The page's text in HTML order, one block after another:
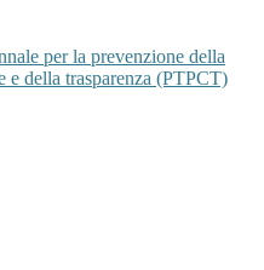
per la prevenzione della
e della trasparenza (PTPCT)